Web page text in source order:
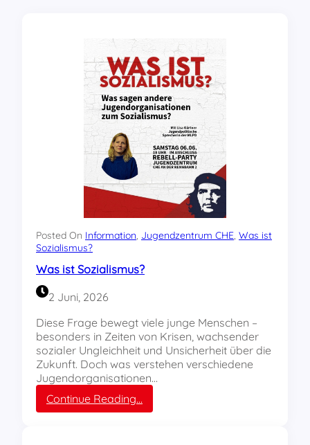
Posted On Information, Jugendzentrum CHE, Was ist
Sozialismus?
Was ist Sozialismus?
2 Juni, 2026
Diese Frage bewegt viele junge Menschen –
besonders in Zeiten von Krisen, wachsender
sozialer Ungleichheit und Unsicherheit über die
Zukunft. Doch was verstehen verschiedene
Jugendorganisationen…
Continue Reading…
W